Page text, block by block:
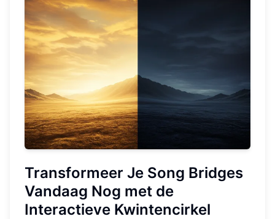
Transformeer Je Song Bridges
Vandaag Nog met de
Interactieve Kwintencirkel